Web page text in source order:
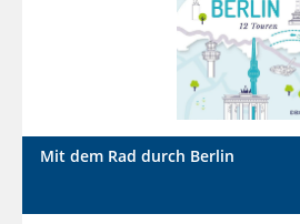
Mit dem Rad durch Berlin